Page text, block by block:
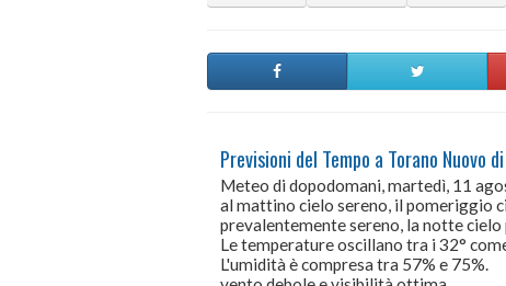
Previsioni del Tempo a Torano Nuovo
Meteo di dopodomani, martedì, 11
al mattino cielo sereno, il pomeriggio
prevalentemente sereno, la notte
Le temperature oscillano tra i 32°
L'umidità è compresa tra 57% e 75%.